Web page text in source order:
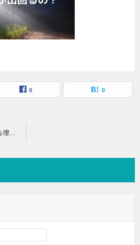
0 0
『未使用車』とは？出回る理由と購入するメリット・デメリットと注意点